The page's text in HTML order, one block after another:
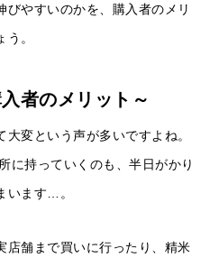
びやすいのかを、購入者のメリ
。
者のメリット～
変という声が多いですよね。
に持っていくのも、半日がかり
います…。
店舗まで買いに行ったり、精米